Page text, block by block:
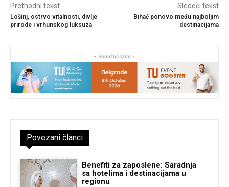
Prethodni tekst
Lošinj, ostrvo vitalnosti, divlje
prirode i vrhunskog luksuza
Sledeći tekst
Bihać ponovo među najboljim
destinacijama
- Sponzorisano -
Povezani članci
Benefiti za zaposlene: Saradnja
sa hotelima i destinacijama u
regionu